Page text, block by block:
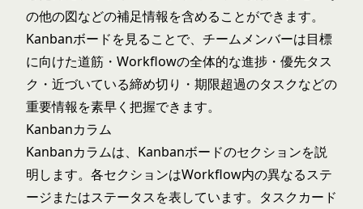
の他の図などの補足情報を含めることができます。
Kanbanボードを見ることで、チームメンバーは目標
に向けた道筋・Workflowの全体的な進捗・優先タス
ク・近づいている締め切り・期限超過のタスクなどの
重要情報を素早く把握できます。
Kanbanカラム
Kanbanカラムは、Kanbanボードのセクションを説
明します。各セクションはWorkflow内の異なるステ
ージまたはステータスを表しています。タスクカード